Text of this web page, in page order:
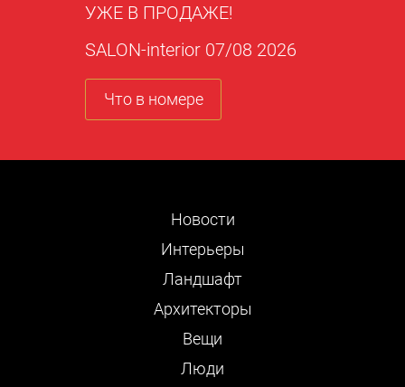
УЖЕ В ПРОДАЖЕ!
SALON-interior 07/08 2026
Что в номере
Новости
Интерьеры
Ландшафт
Архитекторы
Вещи
Люди